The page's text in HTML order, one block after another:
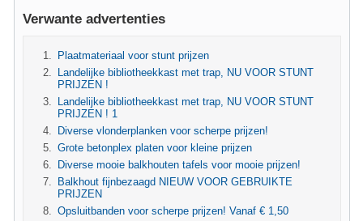
Verwante advertenties
Plaatmateriaal voor stunt prijzen
Landelijke bibliotheekkast met trap, NU VOOR STUNT
PRIJZEN !
Landelijke bibliotheekkast met trap, NU VOOR STUNT
PRIJZEN ! 1
Diverse vlonderplanken voor scherpe prijzen!
Grote betonplex platen voor kleine prijzen
Diverse mooie balkhouten tafels voor mooie prijzen!
Balkhout fijnbezaagd NIEUW VOOR GEBRUIKTE
PRIJZEN
Opsluitbanden voor scherpe prijzen! Vanaf € 1,50